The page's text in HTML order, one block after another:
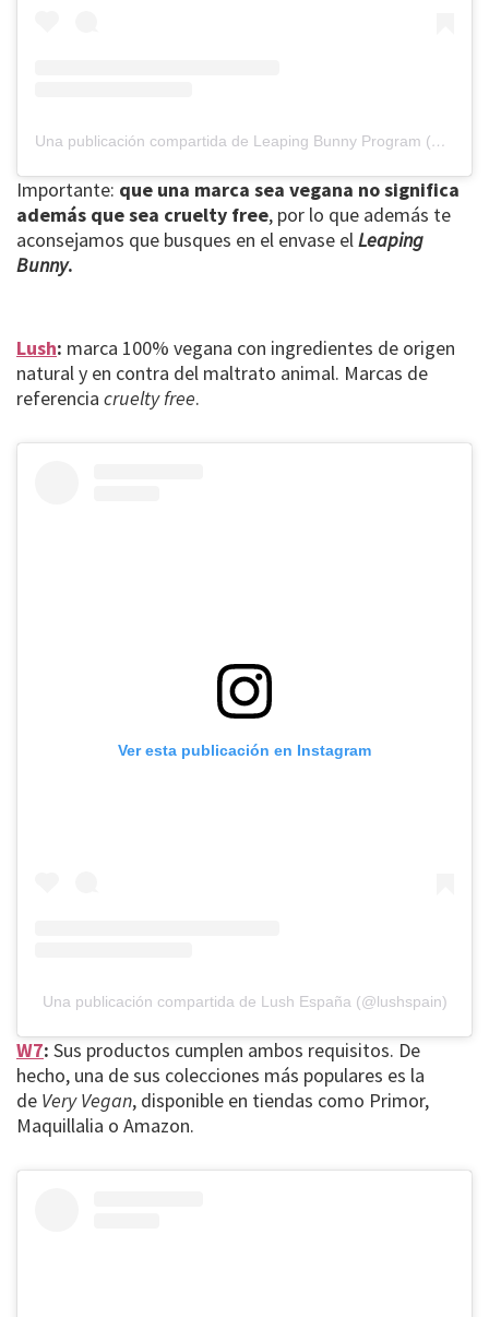
Una publicación compartida de Leaping Bunny Program (@leapingbunnyprogram)
Importante: que una marca sea vegana no significa
además que sea cruelty free, por lo que además te
aconsejamos que busques en el envase elLeaping
Bunny.
Lush: marca 100% vegana con ingredientes de origen
natural y en contra del maltrato animal. Marcas de
referencia cruelty free.
Ver esta publicación en Instagram
Una publicación compartida de Lush España (@lushspain)
W7: Sus productos cumplen ambos requisitos. De
hecho, una de sus colecciones más populares es la
de Very Vegan, disponible en tiendas como Primor,
Maquillalia o Amazon.